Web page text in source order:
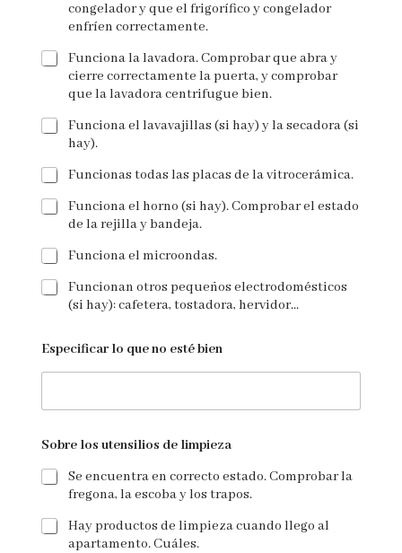
congelador y que el frigorífico y congelador
enfríen correctamente.
Funciona la lavadora. Comprobar que abra y
cierre correctamente la puerta, y comprobar
que la lavadora centrifugue bien.
Funciona el lavavajillas (si hay) y la secadora (si
hay).
Funcionas todas las placas de la vitrocerámica.
Funciona el horno (si hay). Comprobar el estado
de la rejilla y bandeja.
Funciona el microondas.
Funcionan otros pequeños electrodomésticos
(si hay): cafetera, tostadora, hervidor...
Especificar lo que no esté bien
Sobre los utensilios de limpieza
Se encuentra en correcto estado. Comprobar la
fregona, la escoba y los trapos.
Hay productos de limpieza cuando llego al
apartamento. Cuáles.